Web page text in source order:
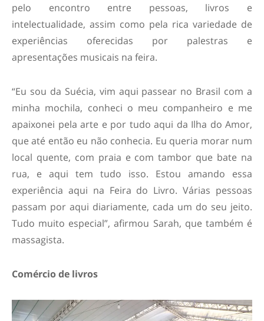
pelo encontro entre pessoas, livros e
intelectualidade, assim como pela rica variedade de
experiências oferecidas por palestras e
apresentações musicais na feira.
“Eu sou da Suécia, vim aqui passear no Brasil com a
minha mochila, conheci o meu companheiro e me
apaixonei pela arte e por tudo aqui da Ilha do Amor,
que até então eu não conhecia. Eu queria morar num
local quente, com praia e com tambor que bate na
rua, e aqui tem tudo isso. Estou amando essa
experiência aqui na Feira do Livro. Várias pessoas
passam por aqui diariamente, cada um do seu jeito.
Tudo muito especial”, afirmou Sarah, que também é
massagista.
Comércio de livros